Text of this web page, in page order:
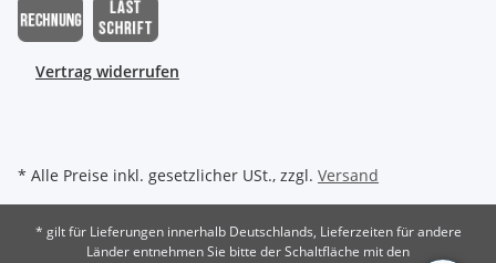
Vertrag widerrufen
* Alle Preise inkl. gesetzlicher USt., zzgl. Versand
* gilt für Lieferungen innerhalb Deutschlands, Lieferzeiten für andere
Länder entnehmen Sie bitte der Schaltfläche mit den